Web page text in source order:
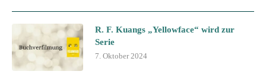
R. F. Kuangs „Yellowface“ wird zur
Serie
7. Oktober 2024